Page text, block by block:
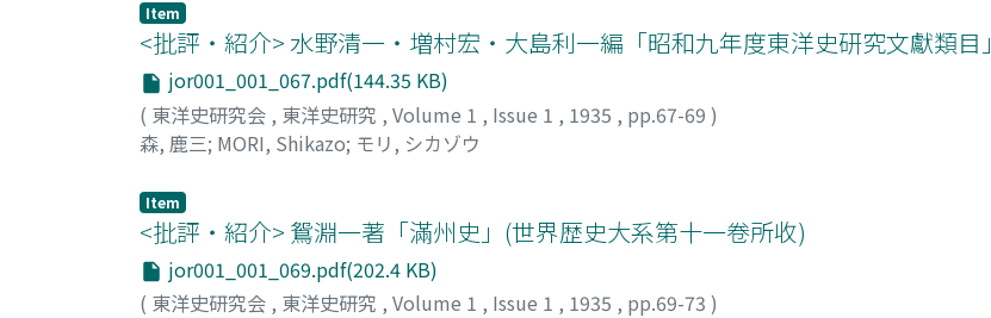
Item
<批評・紹介> 水野清一・増村宏・大島利一編「昭和九年度東洋史研究文獻類目」
jor001_001_067.pdf(144.35 KB)
( 東洋史研究会 , 東洋史研究 , Volume 1 , Issue 1 , 1935 , pp.67-69 )
森, 鹿三; MORI, Shikazo; モリ, シカゾウ
Item
<批評・紹介> 鴛淵一著「滿州史」(世界歴史大系第十一卷所收)
jor001_001_069.pdf(202.4 KB)
( 東洋史研究会 , 東洋史研究 , Volume 1 , Issue 1 , 1935 , pp.69-73 )